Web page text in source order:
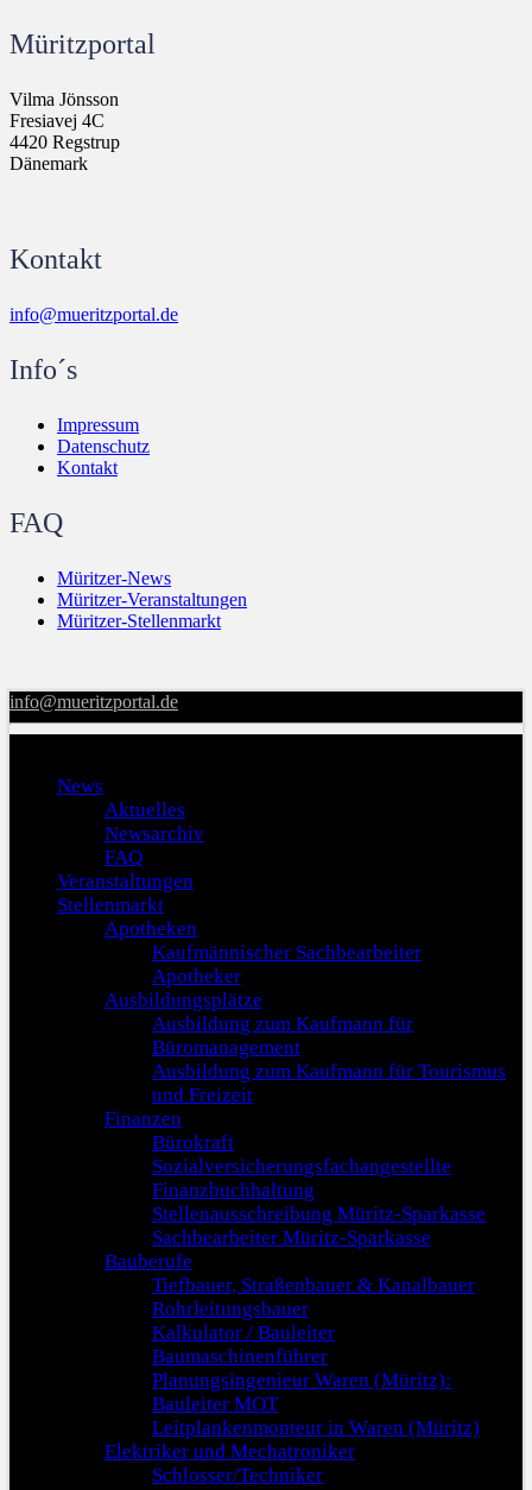
Müritzportal
Vilma Jönsson
Fresiavej 4C
4420 Regstrup
Dänemark
Kontakt
info@mueritzportal.de
Info´s
Impressum
Datenschutz
Kontakt
FAQ
Müritzer-News
Müritzer-Veranstaltungen
Müritzer-Stellenmarkt
info@mueritzportal.de
News
Aktuelles
Newsarchiv
FAQ
Veranstaltungen
Stellenmarkt
Apotheken
Kaufmännischer Sachbearbeiter
Apotheker
Ausbildungsplätze
Ausbildung zum Kaufmann für
Büromanagement
Ausbildung zum Kaufmann für Tourismus
und Freizeit
Finanzen
Bürokraft
Sozialversicherungsfachangestellte
Finanzbuchhaltung
Stellenausschreibung Müritz-Sparkasse
Sachbearbeiter Müritz-Sparkasse
Bauberufe
Tiefbauer, Straßenbauer & Kanalbauer
Rohrleitungsbauer
Kalkulator / Bauleiter
Baumaschinenführer
Planungsingenieur Waren (Müritz):
Bauleiter MOT
Leitplankenmonteur in Waren (Müritz)
Elektriker und Mechatroniker
Schlosser/Techniker